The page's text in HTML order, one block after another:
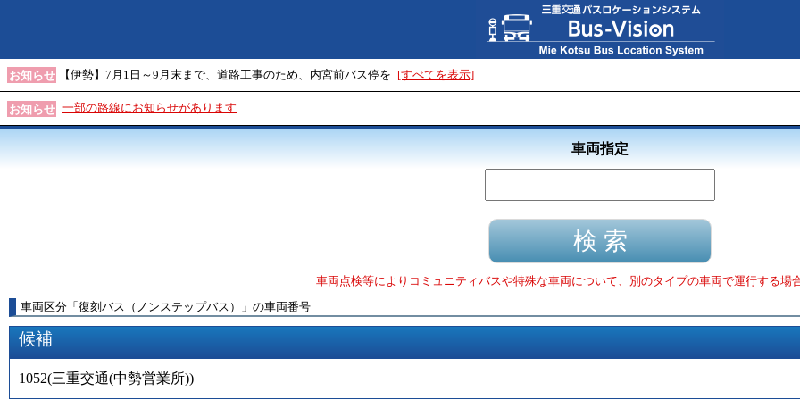
お知らせ 【伊勢】7月1日～9月末まで、道路工事のため、内宮前バス停を [すべてを表示]
お知らせ 一部の路線にお知らせがあります
車両指定
車両点検等によりコミュニティバスや特殊な車両について、別のタイプの車両で運行する場
車両区分 「 復刻バス（ノンステップバス） 」 の車両番号
候補
1052(三重交通(中勢営業所))